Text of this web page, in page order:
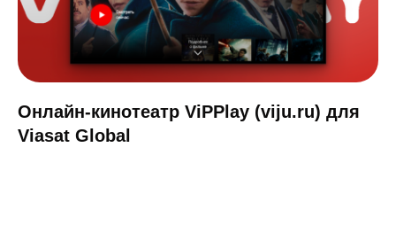
Создаем мобильные приложения для iOS
и Android с продуманным UX, высокой
безопасностью и готовностью к
масштабированию. Ваш продукт будет
бизнеса.